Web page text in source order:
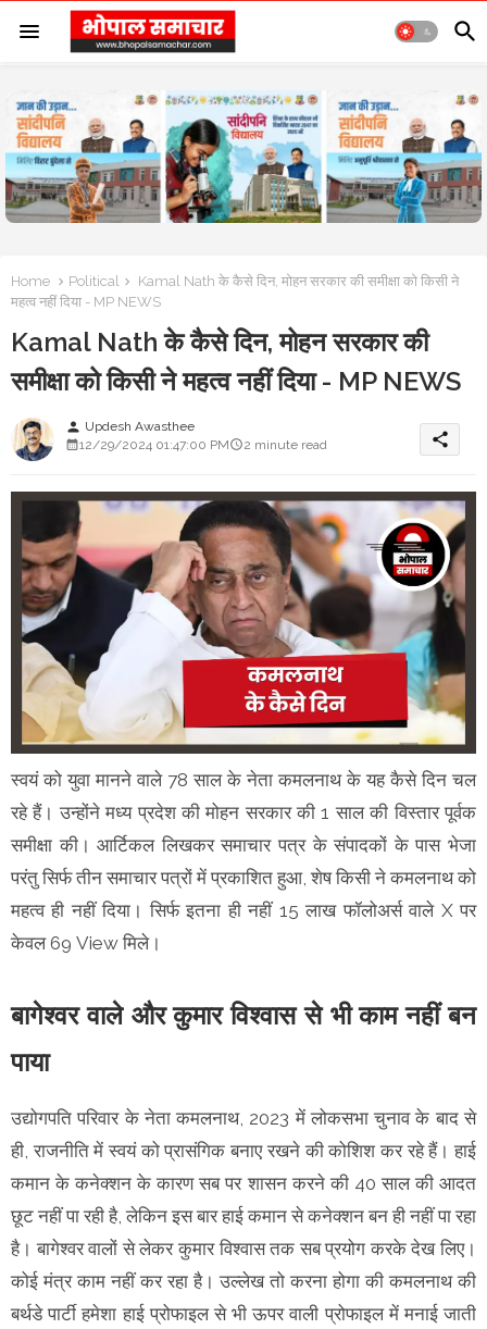
Home Political
Kamal Nath के कैसे दिन, मोहन सरकार की समीक्षा को किसी ने
महत्व नहीं दिया - MP NEWS
Kamal Nath के कैसे दिन, मोहन सरकार की
समीक्षा को किसी ने महत्व नहीं दिया - MP NEWS
person Updesh Awasthee
12/29/2024 01:47:00 PM
2 minute read share
स्वयं को युवा मानने वाले 78 साल के नेता कमलनाथ के यह कैसे दिन चल
रहे हैं। उन्होंने मध्य प्रदेश की मोहन सरकार की 1 साल की विस्तार पूर्वक
समीक्षा की। आर्टिकल लिखकर समाचार पत्र के संपादकों के पास भेजा
परंतु सिर्फ तीन समाचार पत्रों में प्रकाशित हुआ, शेष किसी ने कमलनाथ को
महत्व ही नहीं दिया। सिर्फ इतना ही नहीं 15 लाख फॉलोअर्स वाले X पर
केवल 69 View मिले।
बागेश्वर वाले और कुमार विश्वास से भी काम नहीं बन
पाया
उद्योगपति परिवार के नेता कमलनाथ, 2023 में लोकसभा चुनाव के बाद से
ही, राजनीति में स्वयं को प्रासंगिक बनाए रखने की कोशिश कर रहे हैं। हाई
कमान के कनेक्शन के कारण सब पर शासन करने की 40 साल की आदत
छूट नहीं पा रही है, लेकिन इस बार हाई कमान से कनेक्शन बन ही नहीं पा रहा
है। बागेश्वर वालों से लेकर कुमार विश्वास तक सब प्रयोग करके देख लिए।
कोई मंत्र काम नहीं कर रहा है। उल्लेख तो करना होगा की कमलनाथ की
बर्थडे पार्टी हमेशा हाई प्रोफाइल से भी ऊपर वाली प्रोफाइल में मनाई जाती